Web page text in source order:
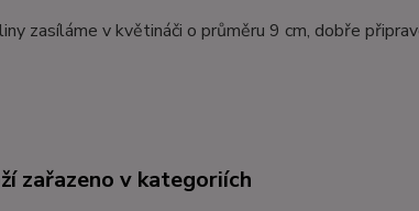
zasíláme v květináči o průměru 9 cm, dobře
zařazeno v kategoriích